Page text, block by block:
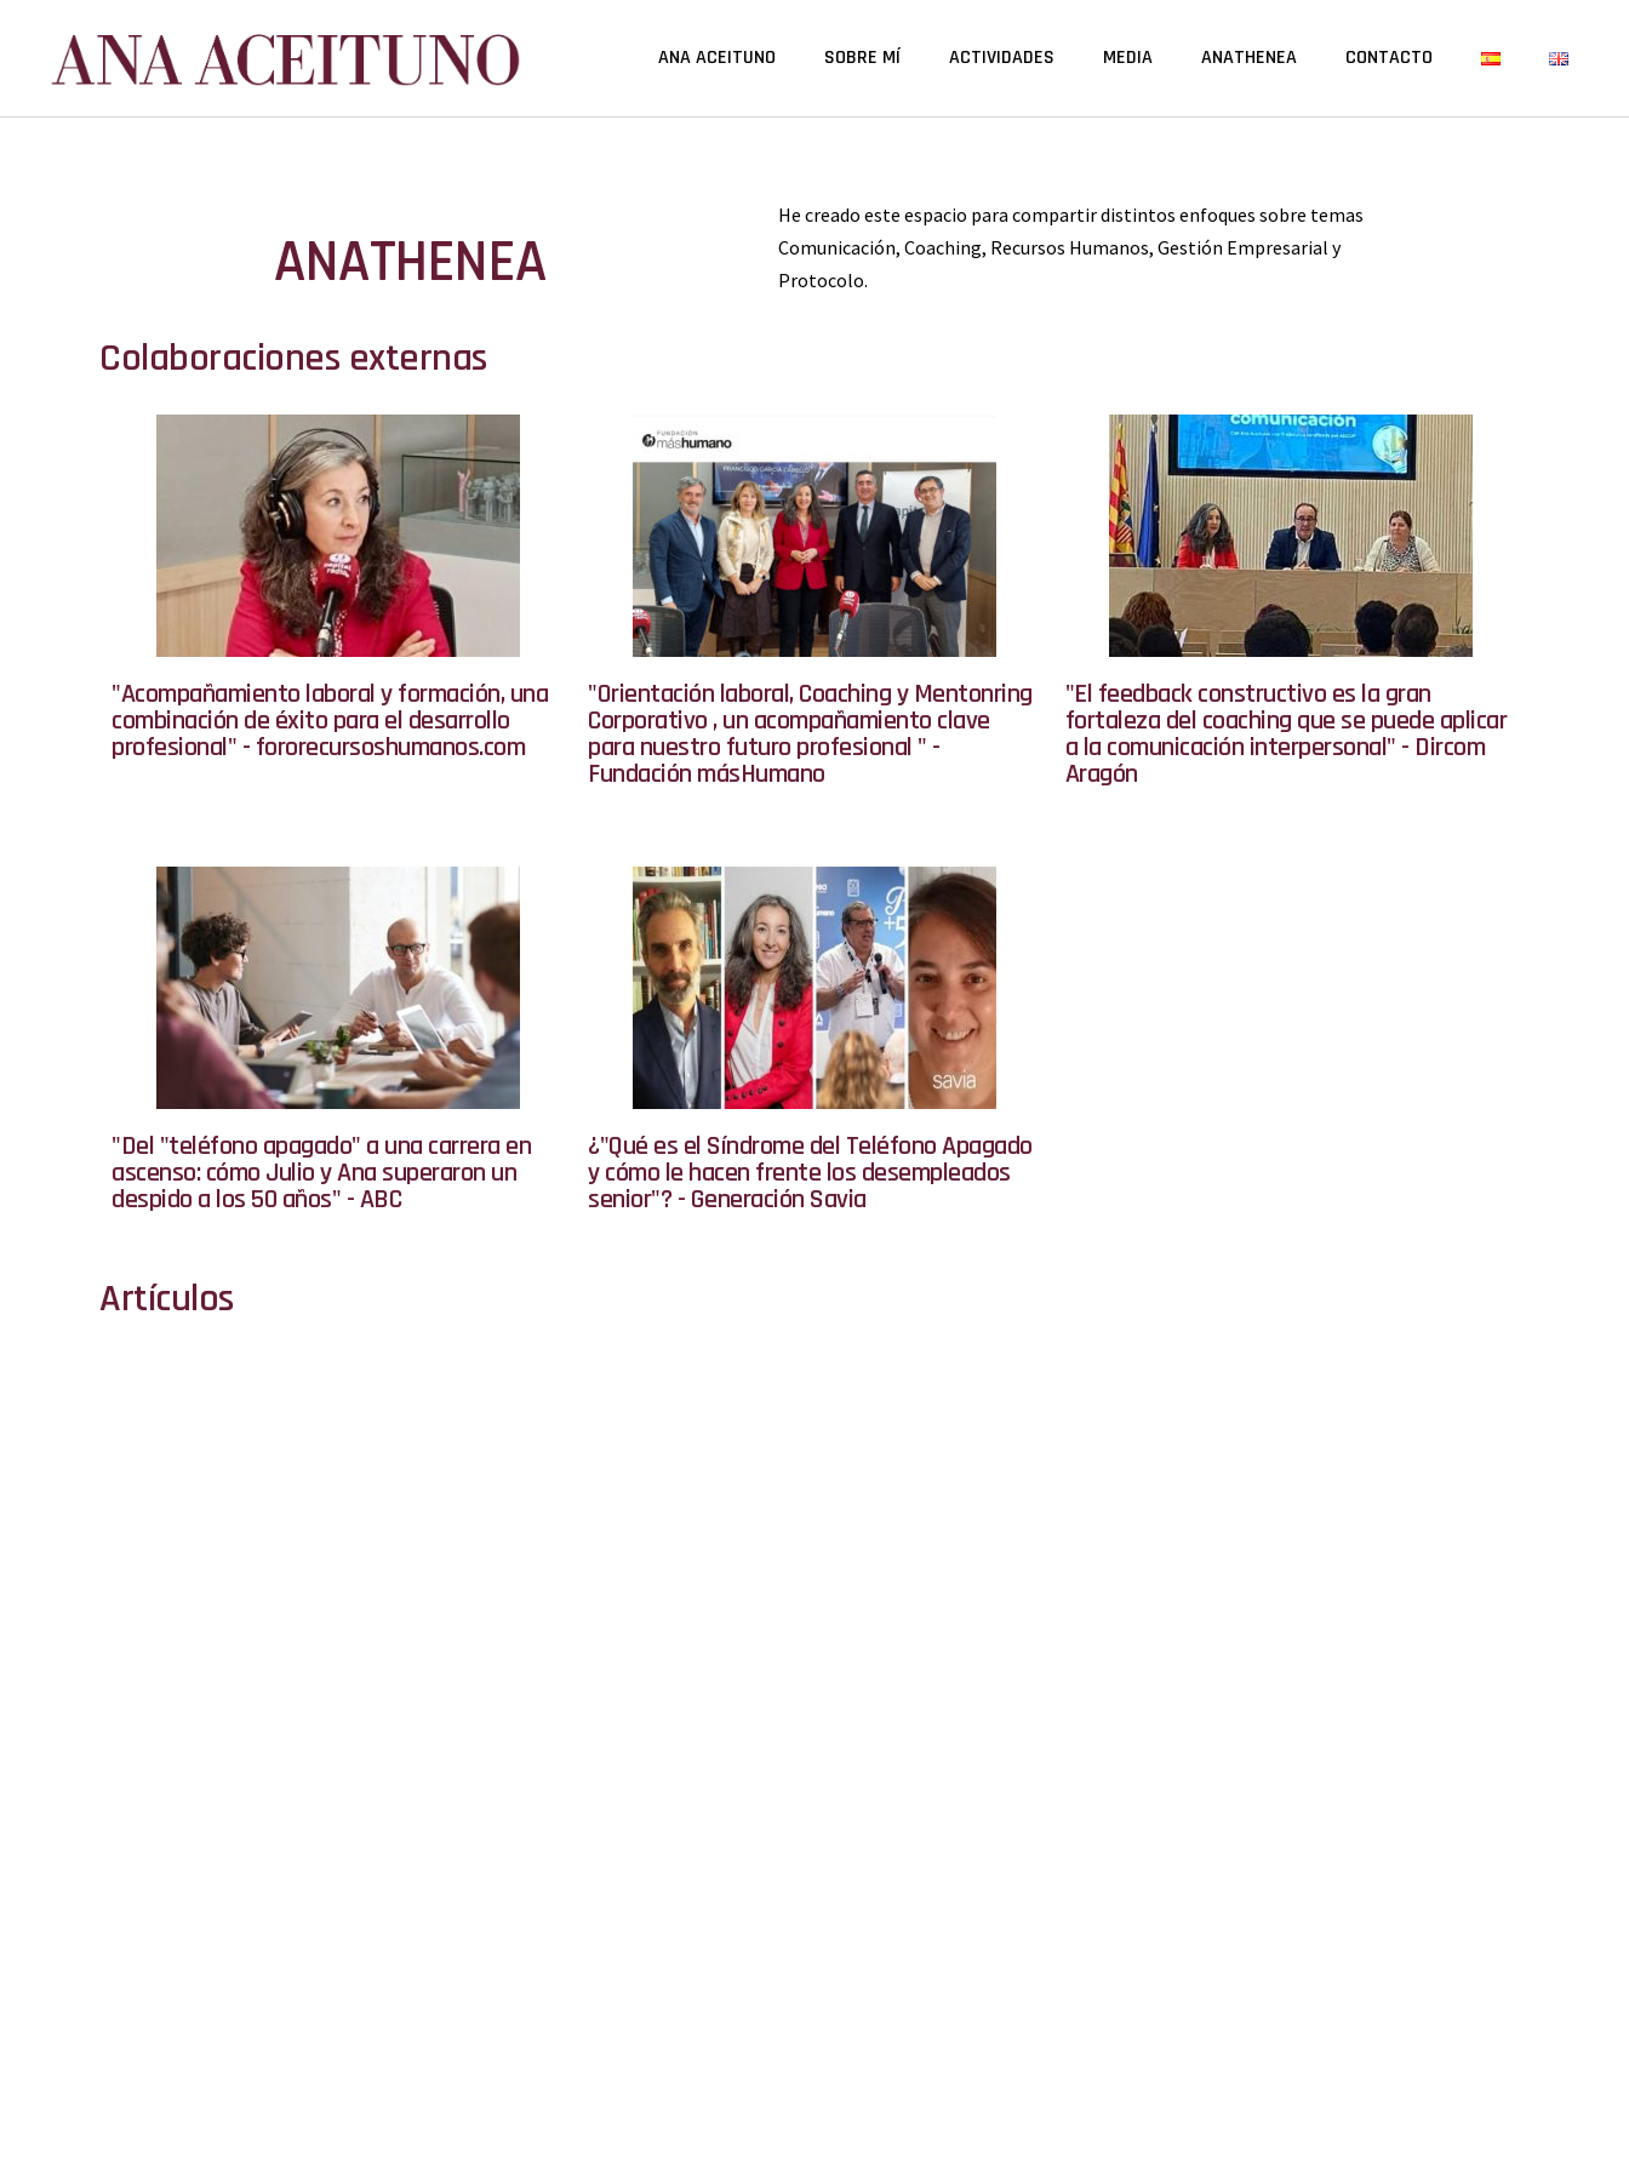
ANA ACEITUNO SOBRE MÍ ACTIVIDADES MEDIA ANATHENEA CONTACTO
ANATHENEA
He creado este espacio para compartir distintos enfoques sobre temas
Comunicación, Coaching, Recursos Humanos, Gestión Empresarial y
Protocolo.
Colaboraciones externas
"Acompañamiento laboral y formación, una
combinación de éxito para el desarrollo
profesional" - fororecursoshumanos.com
"Orientación laboral, Coaching y Mentonring
Corporativo , un acompañamiento clave
para nuestro futuro profesional " -
Fundación másHumano
"El feedback constructivo es la gran
fortaleza del coaching que se puede aplicar
a la comunicación interpersonal" - Dircom
Aragón
"Del "teléfono apagado" a una carrera en
ascenso: cómo Julio y Ana superaron un
despido a los 50 años" - ABC
¿"Qué es el Síndrome del Teléfono Apagado
y cómo le hacen frente los desempleados
senior"? - Generación Savia
Artículos